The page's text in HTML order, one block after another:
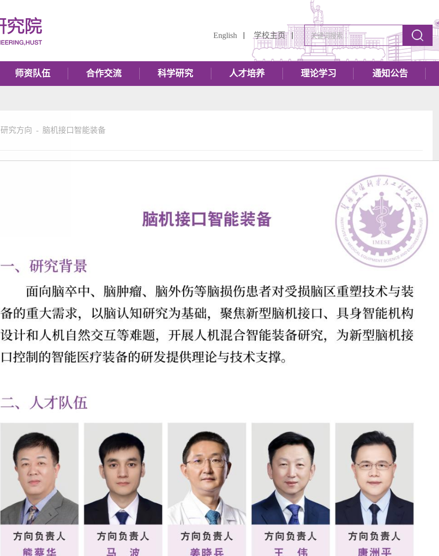
English 学校主页
师资队伍 合作交流 科学研究 人才培养 理论学习 通知公告
研究方向 - 脑机接口智能装备